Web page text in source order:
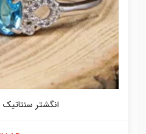
انگشتر سنتاتیک